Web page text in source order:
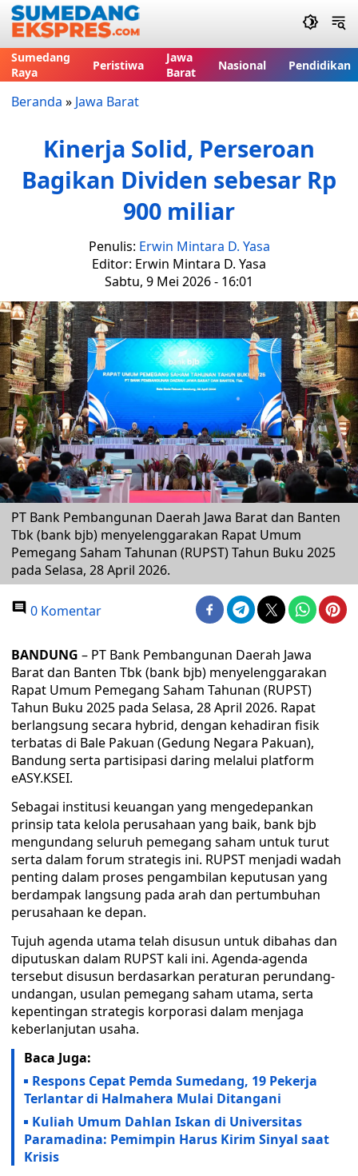
Sumedang
Raya
Peristiwa
Jawa
Barat
Nasional Pendidikan
Beranda » Jawa Barat
Kinerja Solid, Perseroan
Bagikan Dividen sebesar Rp
900 miliar
Penulis: Erwin Mintara D. Yasa
Editor: Erwin Mintara D. Yasa
Sabtu, 9 Mei 2026 - 16:01
PT Bank Pembangunan Daerah Jawa Barat dan Banten
Tbk (bank bjb) menyelenggarakan Rapat Umum
Pemegang Saham Tahunan (RUPST) Tahun Buku 2025
pada Selasa, 28 April 2026.
0 Komentar
BANDUNG – PT Bank Pembangunan Daerah Jawa
Barat dan Banten Tbk (bank bjb) menyelenggarakan
Rapat Umum Pemegang Saham Tahunan (RUPST)
Tahun Buku 2025 pada Selasa, 28 April 2026. Rapat
berlangsung secara hybrid, dengan kehadiran fisik
terbatas di Bale Pakuan (Gedung Negara Pakuan),
Bandung serta partisipasi daring melalui platform
eASY.KSEI.
Sebagai institusi keuangan yang mengedepankan
prinsip tata kelola perusahaan yang baik, bank bjb
mengundang seluruh pemegang saham untuk turut
serta dalam forum strategis ini. RUPST menjadi wadah
penting dalam proses pengambilan keputusan yang
berdampak langsung pada arah dan pertumbuhan
perusahaan ke depan.
Tujuh agenda utama telah disusun untuk dibahas dan
diputuskan dalam RUPST kali ini. Agenda-agenda
tersebut disusun berdasarkan peraturan perundang-
undangan, usulan pemegang saham utama, serta
kepentingan strategis korporasi dalam menjaga
keberlanjutan usaha.
Baca Juga:
Respons Cepat Pemda Sumedang, 19 Pekerja
Terlantar di Halmahera Mulai Ditangani
Kuliah Umum Dahlan Iskan di Universitas
Paramadina: Pemimpin Harus Kirim Sinyal saat
Krisis